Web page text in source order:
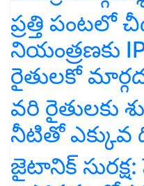
ప్రత్తి పంటలో
నియంత్రణకు
రైతులకో
వరి రైతులకు
నీటితో ఎక్కువ
జైటానిక్ సురక్ష: